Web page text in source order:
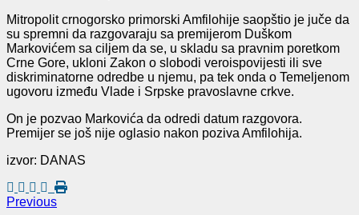
Mitropolit crnogorsko primorski Amfilohije saopštio je juče da
su spremni da razgovaraju sa premijerom Duškom
Markovićem sa ciljem da se, u skladu sa pravnim poretkom
Crne Gore, ukloni Zakon o slobodi veroispovijesti ili sve
diskriminatorne odredbe u njemu, pa tek onda o Temeljenom
ugovoru između Vlade i Srpske pravoslavne crkve.
On je pozvao Markovića da odredi datum razgovora.
Premijer se još nije oglasio nakon poziva Amfilohija.
izvor: DANAS
Previous